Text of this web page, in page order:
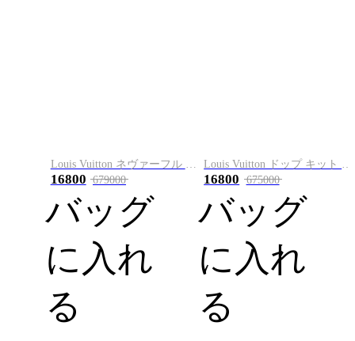
Louis Vuitton ネヴァーフル インサイドアウト MM
16800 679000
バッグ
に入れ
る
Louis Vuitton ドップ キット クラッチバッグ
16800 675000
バッグ
に入れ
る